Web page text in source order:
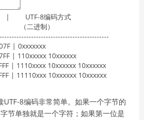
| UTF-8编码方式
（二进制）
---------------------------------------------
| 0xxxxxxx
| 110xxxxx 10xxxxxx
| 1110xxxx 10xxxxxx 10xxxxxx
| 11110xxx 10xxxxxx 10xxxxxx
UTF-8编码非常简单。如果一个字节的
字节单独就是一个字符；如果第一位是